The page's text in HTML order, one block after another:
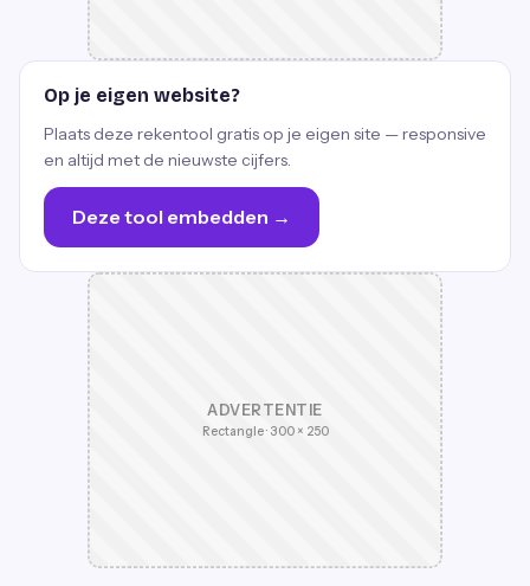
Op je eigen website?
Plaats deze rekentool gratis op je eigen site — responsive
en altijd met de nieuwste cijfers.
Deze tool embedden →
ADVERTENTIE
Rectangle · 300 × 250